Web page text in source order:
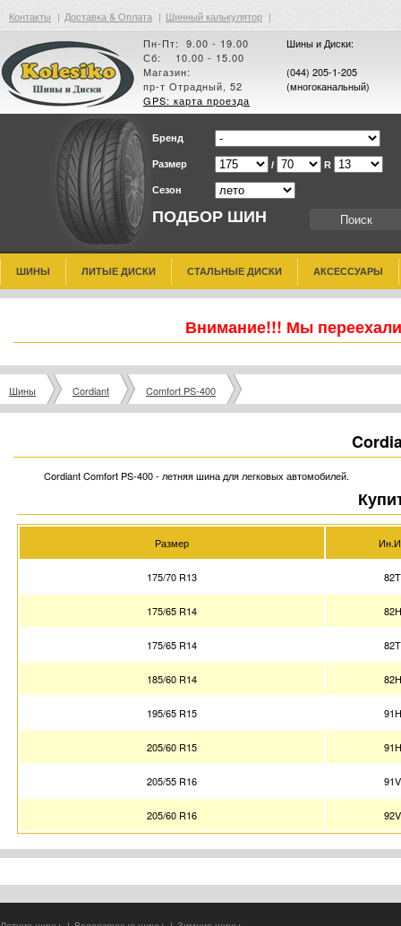
Контакты | Доставка & Оплата | Шинный калькулятор |
Пн-Пт: 9.00 - 19.00
Сб: 10.00 - 15.00
Магазин:
пр-т Отрадный, 52
GPS: карта проезда
Шины и Диски:
(044) 205-1-205
(многоканальный)
ПОДБОР ШИН
Бренд
Размер / R
Сезон
ШИНЫ ЛИТЫЕ ДИСКИ СТАЛЬНЫЕ ДИСКИ АКСЕССУАРЫ
Внимание!!! Мы
Шины Cordiant Comfort PS-400
Cordiant Comfort PS-400 - летняя шина для легковых автомобилей.
Размер
175/70 R13
175/65 R14
175/65 R14
185/60 R14
195/65 R15
205/60 R15
205/55 R16
205/60 R16